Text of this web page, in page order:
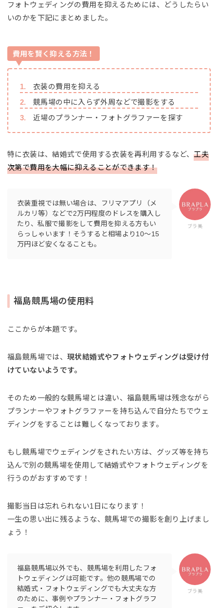
フォトウェディングの費用を抑えるためには、どうしたらい
いのかを下記にまとめました。
費用を賢く抑える方法！
衣装の費用を抑える
競馬場の中に入らず外周などで撮影をする
近場のプランナー・フォトグラファーを探す
特に衣装は、結婚式で使用する衣装を再利用するなど、工夫
次第で費用を大幅に抑えることができます！
ブラ美
衣装重視では無い場合は、フリマアプリ（メ
ルカリ等）などで2万円程度のドレスを購入し
たり、私服で撮影をして費用を抑える方もい
らっしゃいます！そうすると相場より10〜15
万円ほど安くなることも。
福島競馬場の使用料
ここからが本題です。
福島競馬場では、 現状結婚式やフォトウェディングは受け付
けていないようです。
そのため一般的な競馬場とは違い、福島競馬場は残念ながら
プランナーやフォトグラファーを持ち込んで自分たちでウェ
ディングをすることは難しくなっております。
もし競馬場でウェディングをされたい方は、グッズ等を持ち
込んで別の競馬場を使用して結婚式やフォトウェディングを
行うのがおすすめです！
撮影当日は忘れられない1日になります！
一生の思い出に残るような、競馬場での撮影を創り上げまし
ょう！
ブラ美
福島競馬場以外でも、競馬場を利用したフォ
トウェディングは可能です。他の競馬場での
結婚式・フォトウェディングでも大丈夫な方
のために、事例やプランナー・フォトグラフ